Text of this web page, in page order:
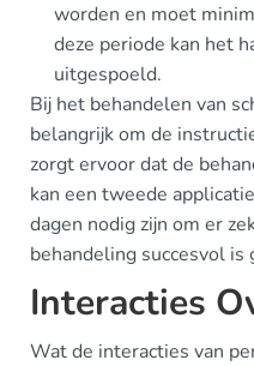
worden en moet
deze periode kan het
uitgespoeld.
Bij het behandelen van
belangrijk om de
zorgt ervoor dat de
kan een tweede
dagen nodig zijn om er
behandeling succesvol is
Interacties
Wat de interacties van